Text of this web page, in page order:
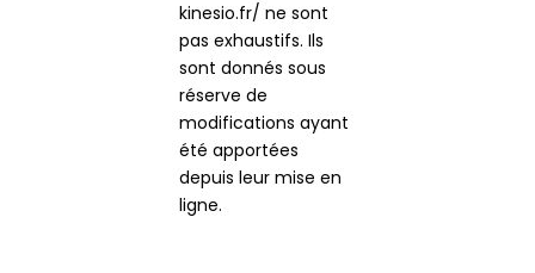
kinesio.fr/ ne sont
pas exhaustifs. Ils
sont donnés sous
réserve de
modifications ayant
été apportées
depuis leur mise en
ligne.